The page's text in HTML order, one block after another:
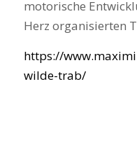
motorische
Herz organisierten
https://
wilde-trab/